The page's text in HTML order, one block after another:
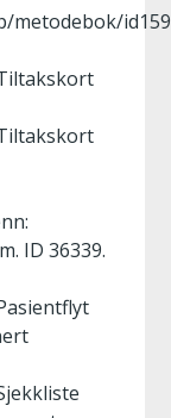
ID 36339.